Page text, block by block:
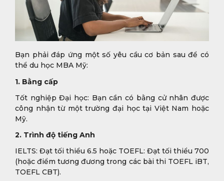
Bạn phải đáp ứng một số yêu cầu cơ bản sau để có
thể du học MBA Mỹ:
1. Bằng cấp
Tốt nghiệp Đại học: Bạn cần có bằng cử nhân được
công nhận từ một trường đại học tại Việt Nam hoặc
Mỹ.
2. Trình độ tiếng Anh
IELTS: Đạt tối thiểu 6.5 hoặc TOEFL: Đạt tối thiểu 700
(hoặc điểm tương đương trong các bài thi TOEFL iBT,
TOEFL CBT).